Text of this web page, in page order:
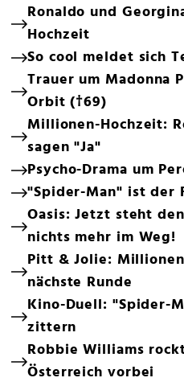
Ronaldo und
Hochzeit
So cool meldet sich
Trauer um Madonna
Orbit (†69)
Millionen-Hochzeit:
sagen "Ja"
Psycho-Drama um
"Spider-Man" ist der
Oasis: Jetzt steht
nichts mehr im Weg!
Pitt & Jolie:
nächste Runde
Kino-Duell: "Spider-
zittern
Robbie Williams
Österreich vorbei